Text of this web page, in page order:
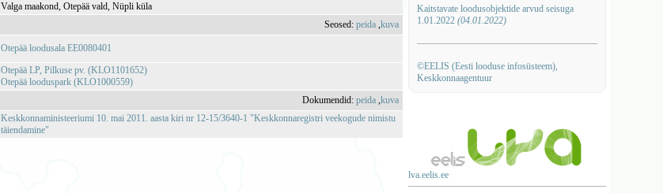
Kaitstavate loodusobjektide arvud seisuga
1.01.2022 (04.01.2022)
©EELIS (Eesti looduse infosüsteem),
Keskkonnaagentuur
lva.eelis.ee
Valga maakond, Otepää vald, Nüpli küla
Seosed:peida ,kuva
Otepää loodusala EE0080401
Otepää LP, Pilkuse pv. (KLO1101652)
Otepää looduspark (KLO1000559)
Dokumendid:peida ,kuva
Keskkonnaministeeriumi 10. mai 2011. aasta kiri nr 12-15/3640-1 "Keskkonnaregistri veekogude nimistu
täiendamine"